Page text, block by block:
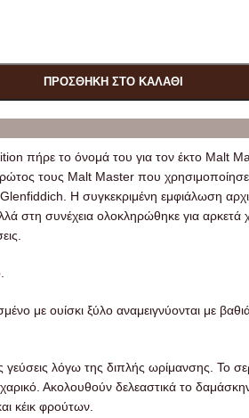
ΠΡΟΣΘΉΚΗ ΣΤΟ ΚΑΛΆΘΙ
πήρε το όνομά του για τον έκτο Malt
τους Malt Master που χρησιμοποίησε
Η συγκεκριμένη εμφιάλωση
στη συνέχεια ολοκληρώθηκε για αρκετά
με ουίσκι ξύλο αναμειγνύονται με
λόγω της διπλής ωρίμανσης. Το
Ακολουθούν δελεαστικά το
κέικ φρούτων.